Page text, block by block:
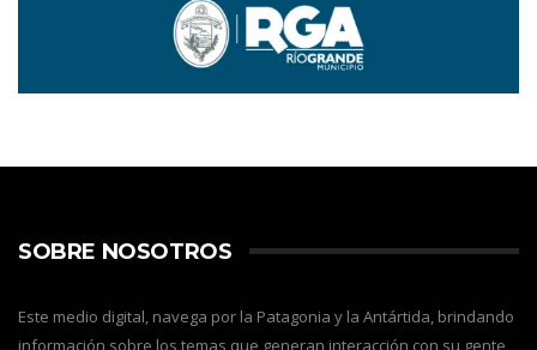
SOBRE NOSOTROS
Este medio digital, navega por la Patagonia y la Antártida, brindando
información sobre los temas que generan interacción con su gente,